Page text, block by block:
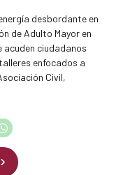
desbordante en
de Adulto Mayor en
acuden ciudadanos
enfocados a
Civil,